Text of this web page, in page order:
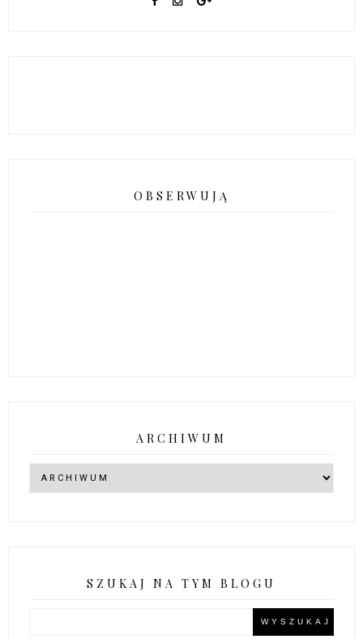
OBSERWUJĄ
ARCHIWUM
SZUKAJ NA TYM BLOGU